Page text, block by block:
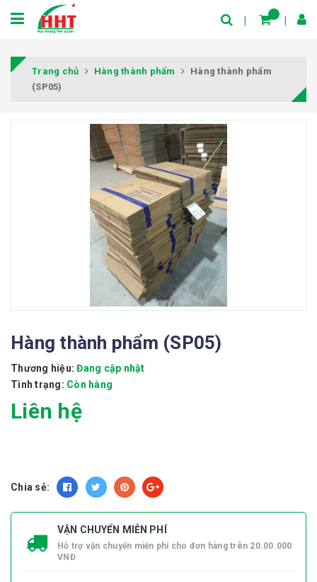
Trang chủ Hàng thành phẩm
Hàng thành phẩm
(SP05)
Hàng thành phẩm (SP05)
Thương hiệu: Đang cập nhật
Tình trạng: Còn hàng
Liên hệ
Chia sẻ:
VẬN CHUYỂN MIỄN PHÍ
Hỗ trợ vận chuyển miễn phí cho đơn hàng trên 20.00.000
VNĐ